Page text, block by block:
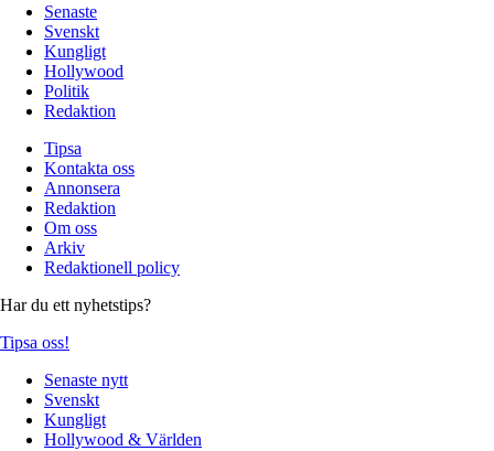
Senaste
Svenskt
Kungligt
Hollywood
Politik
Redaktion
Tipsa
Kontakta oss
Annonsera
Redaktion
Om oss
Arkiv
Redaktionell policy
Har du ett nyhetstips?
Tipsa oss!
Senaste nytt
Svenskt
Kungligt
Hollywood & Världen